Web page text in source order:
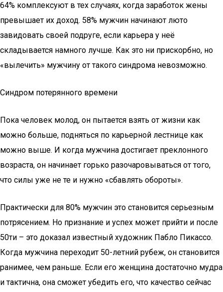
64% комплексуют в тех случаях, когда заработок жены
превышает их доход. 58% мужчин начинают люто
завидовать своей подруге, если карьера у неё
складывается намного лучше. Как это ни прискорбно, но
«вылечить» мужчину от такого синдрома невозможно.
Синдром потерянного времени
Пока человек молод, он пытается взять от жизни как
можно больше, подняться по карьерной лестнице как
можно выше. И когда мужчина достигает преклонного
возраста, он начинает горько разочаровываться от того,
что силы уже не те и нужно «сбавлять обороты».
Практически для 80% мужчин это становится серьезным
потрясением. Но признание и успех может прийти и после
50ти – это доказал известный художник Пабло Пикассо.
Когда мужчина переходит 50-летний рубеж, он становится
ранимее, чем раньше. Если его женщина достаточно мудра
и тактична, она сможет убедить его, что качество сейчас